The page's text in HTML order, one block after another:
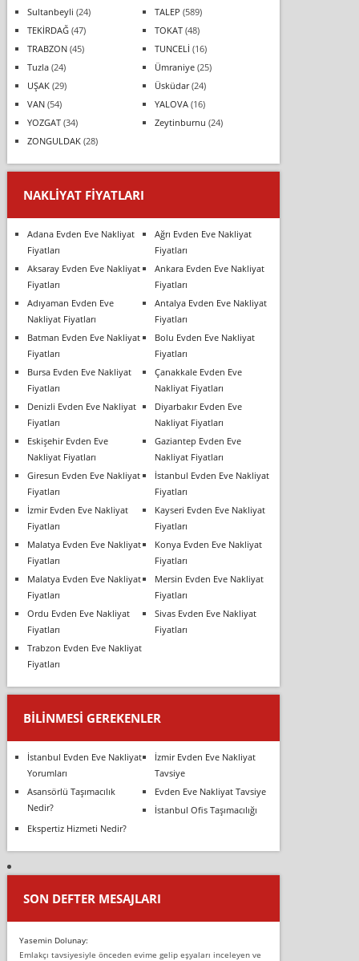
Sultanbeyli (24) TALEP (589)
TEKİRDAĞ(47) TOKAT(48)
TRABZON(45) TUNCELİ (16)
Tuzla(24) Ümraniye(25)
UŞAK(29) Üsküdar(24)
VAN(54) YALOVA(16)
YOZGAT(34) Zeytinburnu (24)
ZONGULDAK(28)
NAKLIYAT FIYATLARI
Adana Evden Eve Nakliyat
Fiyatları
Ağrı Evden Eve Nakliyat
Fiyatları
Aksaray Evden Eve Nakliyat
Fiyatları
Ankara Evden Eve Nakliyat
Fiyatları
Adıyaman Evden Eve
Nakliyat Fiyatları
Antalya Evden Eve Nakliyat
Fiyatları
Batman Evden Eve Nakliyat
Fiyatları
Bolu Evden Eve Nakliyat
Fiyatları
Bursa Evden Eve Nakliyat
Fiyatları
Çanakkale Evden Eve
Nakliyat Fiyatları
Denizli Evden Eve Nakliyat
Fiyatları
Diyarbakır Evden Eve
Nakliyat Fiyatları
Eskişehir Evden Eve
Nakliyat Fiyatları
Gaziantep Evden Eve
Nakliyat Fiyatları
Giresun Evden Eve Nakliyat
Fiyatları
İstanbul Evden Eve Nakliyat
Fiyatları
İzmir Evden Eve Nakliyat
Fiyatları
Kayseri Evden Eve Nakliyat
Fiyatları
Malatya Evden Eve Nakliyat
Fiyatları
Konya Evden Eve Nakliyat
Fiyatları
Malatya Evden Eve Nakliyat
Fiyatları
Mersin Evden Eve Nakliyat
Fiyatları
Ordu Evden Eve Nakliyat
Fiyatları
Sivas Evden Eve Nakliyat
Fiyatları
Trabzon Evden Eve Nakliyat
Fiyatları
BILINMESI GEREKENLER
İstanbul Evden Eve Nakliyat
Yorumları
İzmir Evden Eve Nakliyat
Tavsiye
Asansörlü Taşımacılık
Nedir?
Evden Eve Nakliyat Tavsiye
İstanbul Ofis Taşımacılığı
Ekspertiz Hizmeti Nedir?
SON DEFTER MESAJLARI
Yasemin Dolunay:
Emlakçı tavsiyesiyle önceden evime gelip eşyaları inceleyen ve